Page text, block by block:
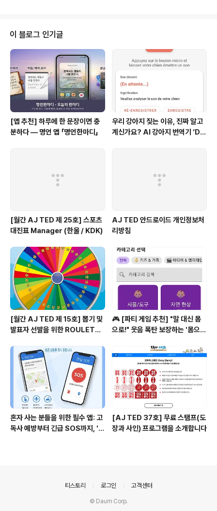
렇게 고마울 때가~~~ 파워포인트 양식 다운로드 받기
이 블로그 인기글
[앱 추천] 하루에 한 문장이면 충
분하다 — 명언 앱 「명언한마디」
우리 강아지 짖는 이유, 진짜 알고
계신가요? AI 강아지 번역기 ‘Do
[월간 AJ TED 제 25호] 스포츠
대진표 Manager (한울 / KDK)
AJ TED 안드로이드 개인정보처
리방침
[월간 AJ TED 제 15호] 뽑기 및
발표자 선발을 위한 ROULETTE
🎮 [파티 게임 추천] "말 대신 몸
으로!" 웃음 폭탄 보장하는 '몸으로
혼자 사는 분들을 위한 필수 앱: 고
독사 예방부터 긴급 SOS까지, '고
[AJ TED 37호] 무료 스탬프(도
장과 사인) 프로그램을 소개합니다
티스토리 로그인 고객센터
© Daum Corp.